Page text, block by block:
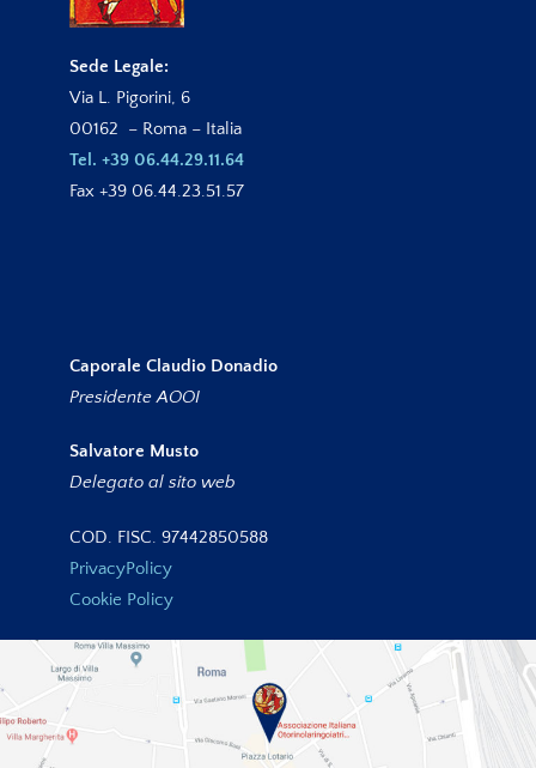
Sede Legale:
Via L. Pigorini, 6
00162 – Roma – Italia
Tel. +39 06.44.29.11.64
Fax +39 06.44.23.51.57
Caporale Claudio Donadio
Presidente AOOI
Salvatore Musto
Delegato al sito web
COD. FISC. 97442850588
PrivacyPolicy
Cookie Policy